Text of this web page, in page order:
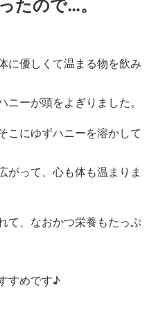
たので…。
に優しくて温まる物を飲み
ーが頭をよぎりました。
こにゆずハニーを溶かして
がって、心も体も温まりま
て、なおかつ栄養もたっぷ
すめです♪